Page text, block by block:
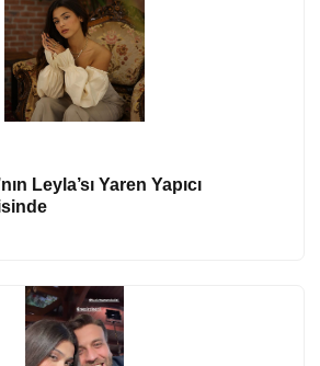
Leyla’sı Yaren Yapıcı